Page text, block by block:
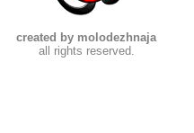
created by molodezhnaja
all rights reserved.